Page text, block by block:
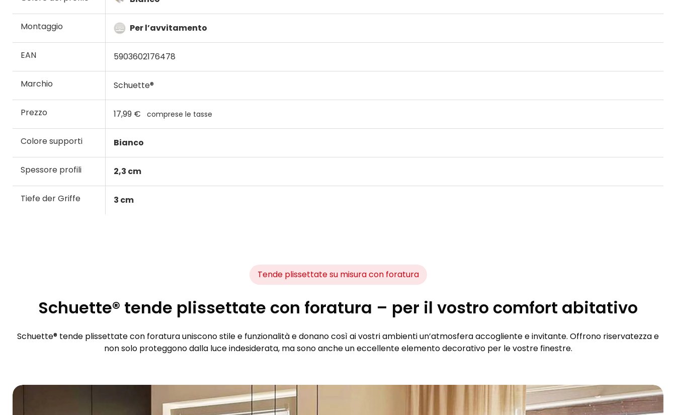
Montaggio Per l’avvitamento
EAN 5903602176478
Marchio Schuette®
Prezzo 17,99 € comprese le tasse
Colore supporti Bianco
Spessore profili 2,3 cm
Tiefe der Griffe 3 cm
Tende plissettate su misura con foratura
Schuette® tende plissettate con foratura – per il vostro comfort abitativo
Schuette® tende plissettate con foratura uniscono stile e funzionalità e donano così ai vostri ambienti un’atmosfera accogliente e invitante. Offrono riservatezza e
non solo proteggono dalla luce indesiderata, ma sono anche un eccellente elemento decorativo per le vostre finestre.